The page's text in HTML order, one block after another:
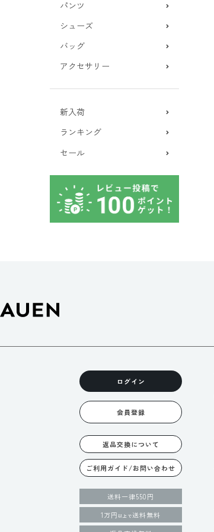
パンツ
シューズ
バッグ
アクセサリー
新入荷
ランキング
セール
ログイン
会員登録
返品交換について
ご利用ガイド/お問い合わせ
送料一律550円
1万円以上で送料無料